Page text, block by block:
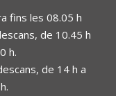
fins les 08.05 h
de 10.45 h
h.
de 14 h a